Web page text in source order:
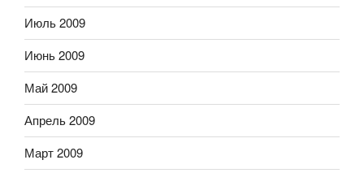
Июль 2009
Июнь 2009
Май 2009
Апрель 2009
Март 2009